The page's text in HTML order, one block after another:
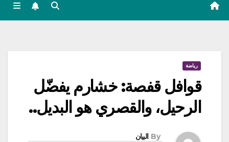
رياضة
قوافل قفصة: خشارم يفضّل
الرحيل، والقصري هو البديل..
By البيان